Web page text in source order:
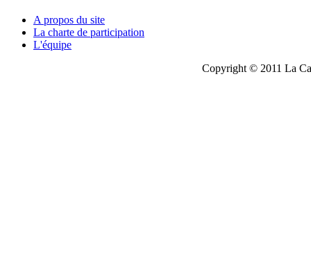
A propos du site
La charte de participation
L'équipe
Copyright © 2011 La